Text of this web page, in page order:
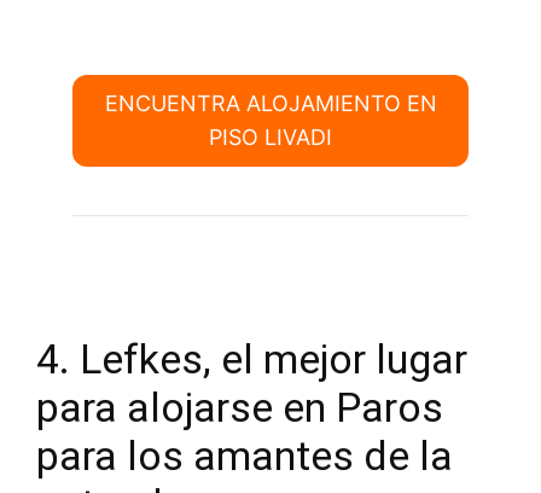
ENCUENTRA ALOJAMIENTO EN
PISO LIVADI
4. Lefkes, el mejor lugar
para alojarse en Paros
para los amantes de la